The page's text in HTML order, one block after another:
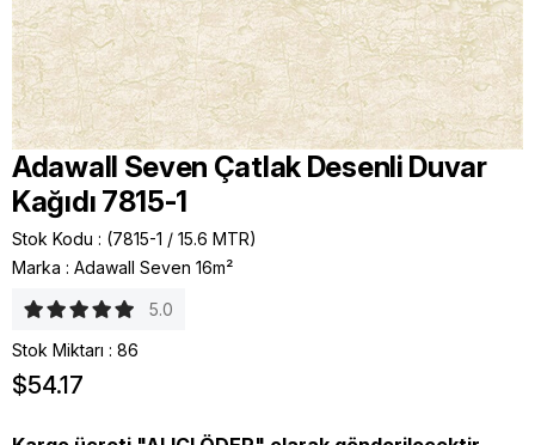
Adawall Seven Çatlak Desenli Duvar
Kağıdı 7815-1
Stok Kodu
(7815-1 / 15.6 MTR)
Marka : Adawall Seven 16m²
5.0
Stok Miktarı : 86
$54.17